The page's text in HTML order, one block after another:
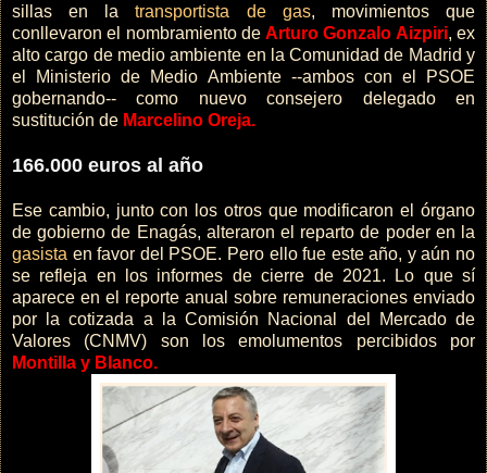
sillas en latransportista de gas, movimientos que
conllevaron el nombramiento deArturo Gonzalo Aizpiri, ex
alto cargo de medio ambiente en la Comunidad de Madrid y
el Ministerio de Medio Ambiente --ambos con el PSOE
gobernando-- como nuevo consejero delegado en
sustitución de Marcelino Oreja.
166.000 euros al año
Ese cambio, junto con los otros que modificaron el órgano
de gobierno de Enagás, alteraron el reparto de poder en la
gasista en favor del PSOE. Pero ello fue este año, y aún no
se refleja en los informes de cierre de 2021. Lo que sí
aparece en el reporte anual sobre remuneraciones enviado
por la cotizada a la Comisión Nacional del Mercado de
Valores (CNMV) son los emolumentos percibidos por
Montilla y Blanco.